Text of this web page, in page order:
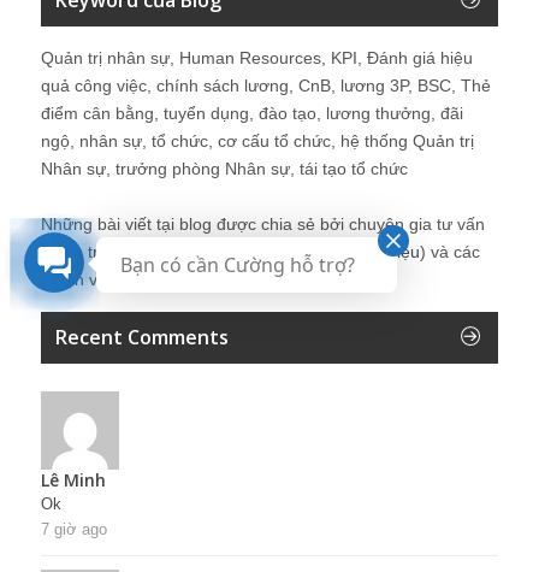
Quản trị nhân sự, Human Resources, KPI, Đánh giá hiệu
quả công việc, chính sách lương, CnB, lương 3P, BSC, Thẻ
điểm cân bằng, tuyển dụng, đào tạo, lương thưởng, đãi
ngộ, nhân sự, tổ chức, cơ cấu tổ chức, hệ thống Quản trị
Nhân sự, trưởng phòng Nhân sự, tái tạo tổ chức
Những bài viết tại blog được chia sẻ bởi chuyên gia tư vấn
Quản trị Nhân sự Nguyễn Hùng Cường (
giới thiệu) và các
thành viên khác trong cộng đồng Nhân sự.
Recent Comments
Lê Minh
Ok
7 giờ ago
Bạn có cần Cường hỗ trợ?